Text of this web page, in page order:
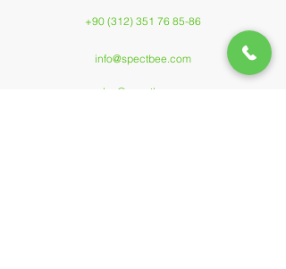
+90 (312) 351 76 85-86
info@spectbee.com
sales@spectbee.